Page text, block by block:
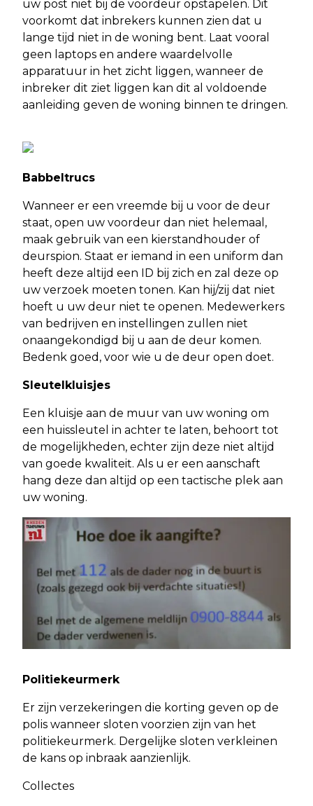
uw post niet bij de voordeur opstapelen. Dit
voorkomt dat inbrekers kunnen zien dat u
lange tijd niet in de woning bent. Laat vooral
geen laptops en andere waardelvolle
apparatuur in het zicht liggen, wanneer de
inbreker dit ziet liggen kan dit al voldoende
aanleiding geven de woning binnen te dringen.
Babbeltrucs
Wanneer er een vreemde bij u voor de deur
staat, open uw voordeur dan niet helemaal,
maak gebruik van een kierstandhouder of
deurspion. Staat er iemand in een uniform dan
heeft deze altijd een ID bij zich en zal deze op
uw verzoek moeten tonen. Kan hij/zij dat niet
hoeft u uw deur niet te openen. Medewerkers
van bedrijven en instellingen zullen niet
onaangekondigd bij u aan de deur komen.
Bedenk goed, voor wie u de deur open doet.
Sleutelkluisjes
Een kluisje aan de muur van uw woning om
een huissleutel in achter te laten, behoort tot
de mogelijkheden, echter zijn deze niet altijd
van goede kwaliteit. Als u er een aanschaft
hang deze dan altijd op een tactische plek aan
uw woning.
Politiekeurmerk
Er zijn verzekeringen die korting geven op de
polis wanneer sloten voorzien zijn van het
politiekeurmerk. Dergelijke sloten verkleinen
de kans op inbraak aanzienlijk.
Collectes